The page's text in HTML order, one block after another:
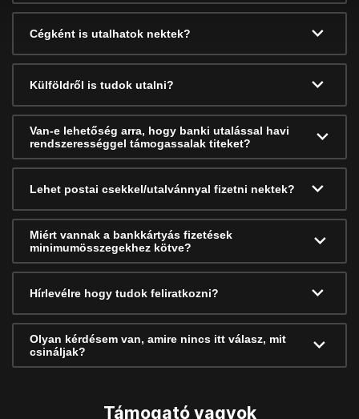
Cégként is utalhatok nektek?
Külföldről is tudok utalni?
Van-e lehetőség arra, hogy banki utalással havi
rendszerességgel támogassalak titeket?
Lehet postai csekkel/utalvánnyal fizetni nektek?
Miért vannak a bankkártyás fizetések
minimumösszegekhez kötve?
Hírlevélre hogy tudok feliratkozni?
Olyan kérdésem van, amire nincs itt válasz, mit
csináljak?
Támogató vagyok